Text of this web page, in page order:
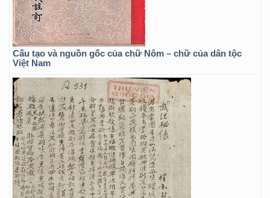
Cấu tạo và nguồn gốc của chữ Nôm – chữ của dân tộc
Việt Nam